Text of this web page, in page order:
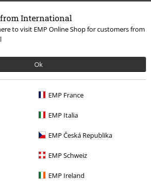
International
to visit EMP Online Shop for customers from
Ok
EMP France
EMP Italia
EMP Česká Republika
EMP Schweiz
EMP Ireland
Camisetas & Tops